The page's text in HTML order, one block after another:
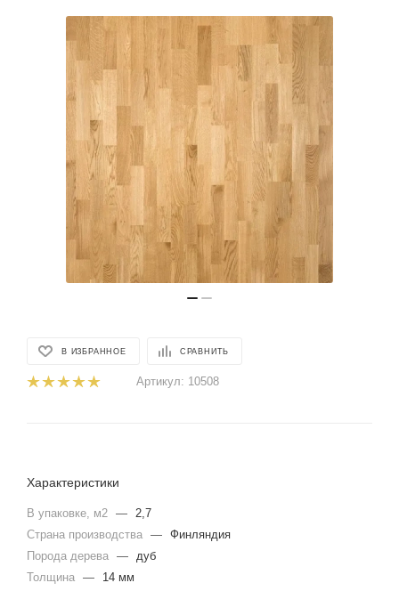
В ИЗБРАННОЕ СРАВНИТЬ
Артикул: 10508
Характеристики
В упаковке, м2 — 2,7
Страна производства — Финляндия
Порода дерева — дуб
Толщина —
14 мм